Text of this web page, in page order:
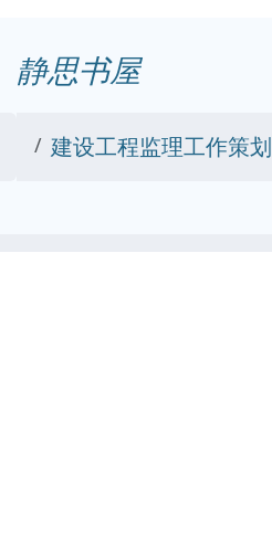
静思书屋
建设工程监理工作策划